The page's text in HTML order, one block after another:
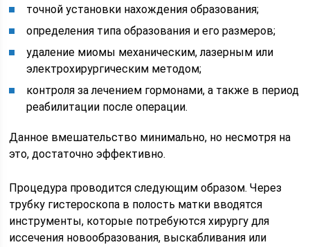
точной установки нахождения образования;
определения типа образования и его размеров;
удаление миомы механическим, лазерным или
электрохирургическим методом;
контроля за лечением гормонами, а также в период
реабилитации после операции.
Данное вмешательство минимально, но несмотря на
это, достаточно эффективно.
Процедура проводится следующим образом. Через
трубку гистероскопа в полость матки вводятся
инструменты, которые потребуются хирургу для
иссечения новообразования, выскабливания или